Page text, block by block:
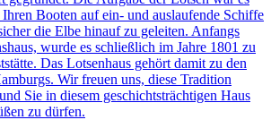
Booten auf ein- und auslaufende Schiffe
die Elbe hinauf zu geleiten. Anfangs
wurde es schließlich im Jahre 1801 zu
Das Lotsenhaus gehört damit zu den
Wir freuen uns, diese Tradition
Sie in diesem geschichtsträchtigen Haus
zu dürfen.